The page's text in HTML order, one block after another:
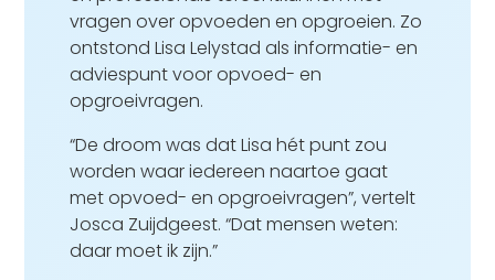
vragen over opvoeden en opgroeien. Zo
ontstond Lisa Lelystad als informatie- en
adviespunt voor opvoed- en
opgroeivragen.
“De droom was dat Lisa hét punt zou
worden waar iedereen naartoe gaat
met opvoed- en opgroeivragen”, vertelt
Josca Zuijdgeest. “Dat mensen weten:
daar moet ik zijn.”